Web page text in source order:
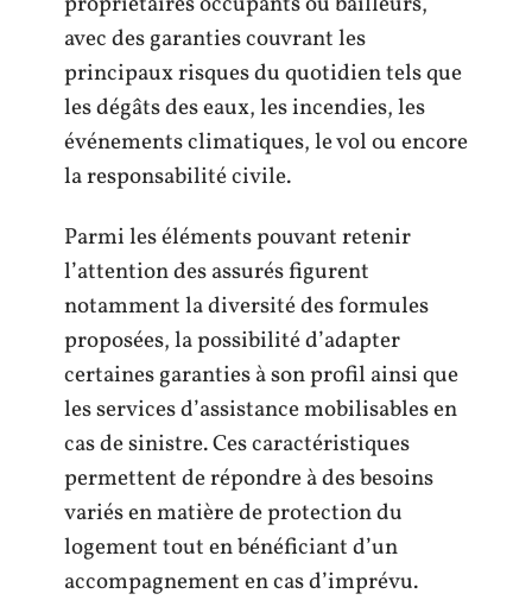
avec des garanties couvrant les
principaux risques du quotidien tels que
les dégâts des eaux, les incendies, les
événements climatiques, le vol ou encore
la responsabilité civile.
Parmi les éléments pouvant retenir
l’attention des assurés figurent
notamment la diversité des formules
proposées, la possibilité d’adapter
certaines garanties à son profil ainsi que
les services d’assistance mobilisables en
cas de sinistre. Ces caractéristiques
permettent de répondre à des besoins
variés en matière de protection du
logement tout en bénéficiant d’un
accompagnement en cas d’imprévu.